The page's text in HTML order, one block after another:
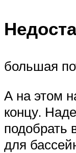
большая
А на этом
концу.
подобрать
для